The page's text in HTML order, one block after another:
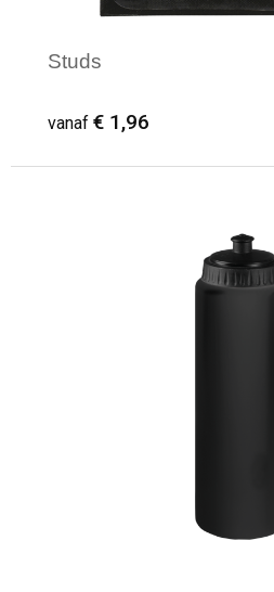
Studs
vanaf € 1,96
Minimale afname: 25